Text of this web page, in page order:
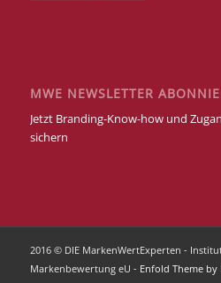
MWE NEWSLETTER
Jetzt Branding-Know-how und
sichern
2016 © DIE MarkenWertExperten -
Markenbewertung eU - Enfold Theme by